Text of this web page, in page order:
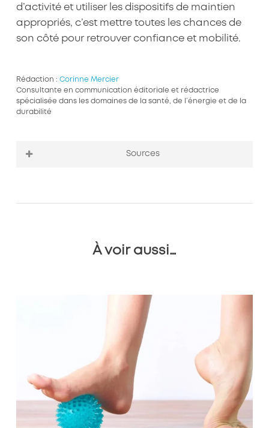
d’activité et utiliser les dispositifs de maintien
appropriés, c’est mettre toutes les chances de
son côté pour retrouver confiance et mobilité.
Rédaction : Corinne Mercier
Consultante en communication éditoriale et rédactrice
spécialisée dans les domaines de la santé, de l’énergie et de la
durabilité
Sources
cheville/reprise-activites-evolution
3 Vidal, Entorse de cheville, Juillet 2019,
Crédits photos : Envato – Illustration protocole GREC : Astrid
Cornet – Illustrations anatomiques : Cassandra Vion
À voir aussi…